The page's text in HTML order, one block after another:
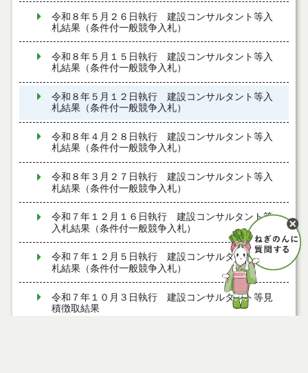
令和８年５月２６日執行 建設コンサルタント等入
札結果（条件付一般競争入札）
令和８年５月１５日執行 建設コンサルタント等入
札結果（条件付一般競争入札）
令和８年５月１２日執行 建設コンサルタント等入
札結果（条件付一般競争入札）
令和８年４月２８日執行 建設コンサルタント等入
札結果（条件付一般競争入札）
令和８年３月２７日執行 建設コンサルタント等入
札結果（条件付一般競争入札）
令和７年１２月１６日執行 建設コンサルタント等
入札結果（条件付一般競争入札）
令和７年１２月５日執行 建設コンサルタント等入
札結果（条件付一般競争入札）
令和７年１０月３日執行 建設コンサルタント等見
積徴取結果